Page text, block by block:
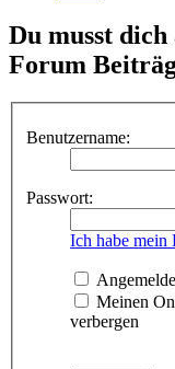
Du musst
Forum
Benutzername:
Passwort:
Ich habe mein
Meinen
verbergen